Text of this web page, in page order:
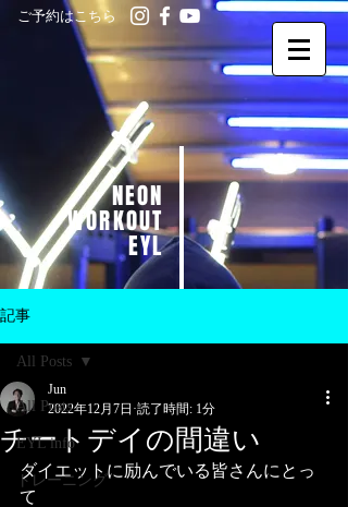
ご予約はこちら
NEON
WORKOUT
EYL
記事
All Posts
EYL info
トレーニング
All Posts
チートデイの間違い
Jun
2022年12月7日 読了時間: 1分
ダイエットに励んでいる皆さんにとっ
て